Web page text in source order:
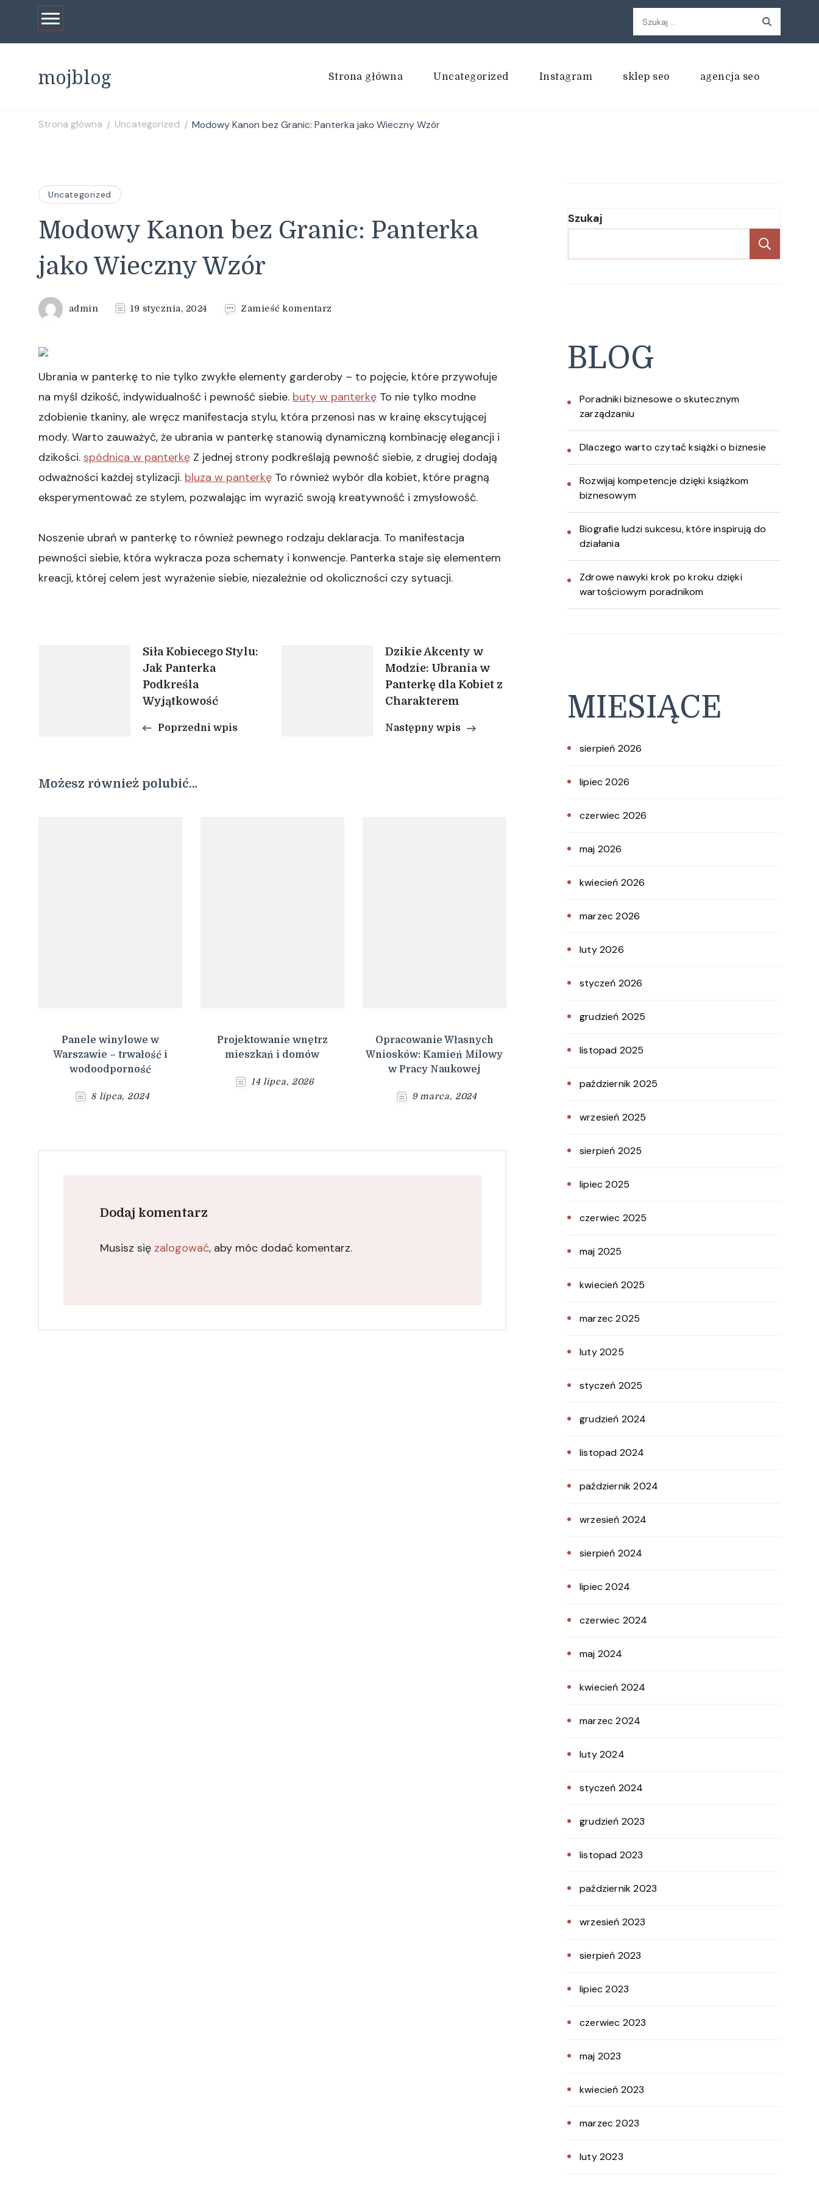
Szukaj:
mojblog Strona główna Uncategorized Instagram sklep seo agencja seo
Strona główna / Uncategorized / Modowy Kanon bez Granic: Panterka jako Wieczny Wzór
Uncategorized
Modowy Kanon bez Granic: Panterka
jako Wieczny Wzór
admin 19 stycznia, 2024 Zamieść komentarz
Granic:
Panterka
jako
Wzór
Ubrania w panterkę to nie tylko zwykłe elementy garderoby – to pojęcie, które przywołuje
na myśl dzikość, indywidualność i pewność siebie. buty w panterkę To nie tylko modne
zdobienie tkaniny, ale wręcz manifestacja stylu, która przenosi nas w krainę ekscytującej
mody. Warto zauważyć, że ubrania w panterkę stanowią dynamiczną kombinację elegancji i
dzikości. spódnica w panterkę Z jednej strony podkreślają pewność siebie, z drugiej dodają
odważności każdej stylizacji. bluza w panterkę To również wybór dla kobiet, które pragną
eksperymentować ze stylem, pozwalając im wyrazić swoją kreatywność i zmysłowość.
Noszenie ubrań w panterkę to również pewnego rodzaju deklaracja. To manifestacja
pewności siebie, która wykracza poza schematy i konwencje. Panterka staje się elementem
kreacji, której celem jest wyrażenie siebie, niezależnie od okoliczności czy sytuacji.
NawigacjaSiła Kobiecego Stylu:
Jak Panterka
Podkreśla
Wyjątkowość
Poprzedni wpis
Dzikie Akcenty w
Modzie: Ubrania w
Panterkę dla Kobiet z
Charakterem
Następny wpis
Możesz również polubić…
Panele winylowe w
Warszawie – trwałość i
wodoodporność
8 lipca, 2024
Projektowanie wnętrz
mieszkań i domów
14 lipca, 2026
Opracowanie Własnych
Wniosków: Kamień Milowy
w Pracy Naukowej
9 marca, 2024
Dodaj komentarz
Musisz się zalogować, aby móc dodać komentarz.
Szukaj
BLOG
Poradniki biznesowe o skutecznym
zarządzaniu
Dlaczego warto czytać książki o biznesie
Rozwijaj kompetencje dzięki książkom
biznesowym
Biografie ludzi sukcesu, które inspirują do
działania
Zdrowe nawyki krok po kroku dzięki
wartościowym poradnikom
MIESIĄCE
sierpień 2026
lipiec 2026
czerwiec 2026
maj 2026
kwiecień 2026
marzec 2026
luty 2026
styczeń 2026
grudzień 2025
listopad 2025
październik 2025
wrzesień 2025
sierpień 2025
lipiec 2025
czerwiec 2025
maj 2025
kwiecień 2025
marzec 2025
luty 2025
styczeń 2025
grudzień 2024
listopad 2024
październik 2024
wrzesień 2024
sierpień 2024
lipiec 2024
czerwiec 2024
maj 2024
kwiecień 2024
marzec 2024
luty 2024
styczeń 2024
grudzień 2023
listopad 2023
październik 2023
wrzesień 2023
sierpień 2023
lipiec 2023
czerwiec 2023
maj 2023
kwiecień 2023
marzec 2023
luty 2023